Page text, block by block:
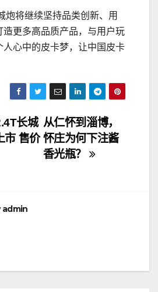
炮将继续坚持品类创新、用
造更多高品质产品，与用户玩
人心中的皮卡梦，让中国皮卡
从仁怀到淄博，
怀庄为何下注酱
香光瓶？
长城
市 售价
admin